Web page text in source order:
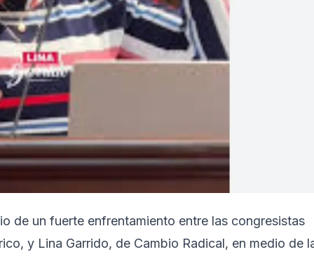
de un fuerte enfrentamiento entre las congresistas
y Lina Garrido, de Cambio Radical, en medio de